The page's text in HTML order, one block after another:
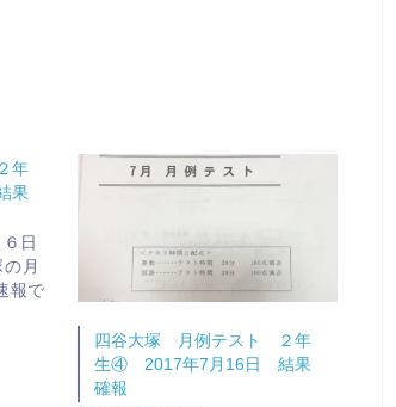
年
果
日
月
報で
四谷大塚 月例テスト ２年
生④ 2017年7月16日 結果
確報